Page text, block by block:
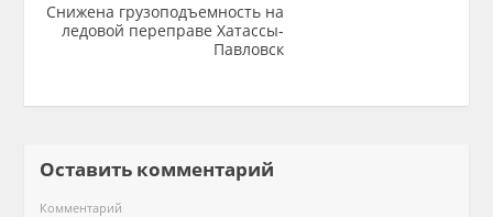
Снижена грузоподъемность на
ледовой переправе Хатассы-
Павловск
Оставить комментарий
Комментарий